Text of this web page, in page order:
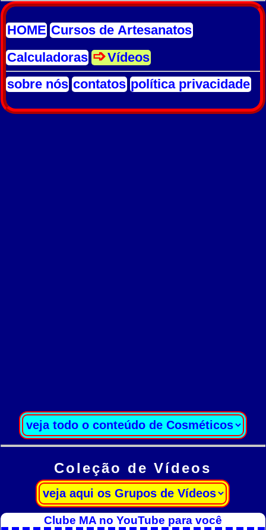
HOME Cursos de Artesanatos
Calculadoras
Vídeos
sobre nós contatos política privacidade
Coleção de Vídeos
Clube MA no YouTube para você